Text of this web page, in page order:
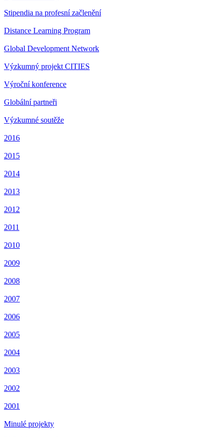
Stipendia na profesní začlenění
Distance Learning Program
Global Development Network
Výzkumný projekt CITIES
Výroční konference
Globální partneři
Výzkumné soutěže
2016
2015
2014
2013
2012
2011
2010
2009
2008
2007
2006
2005
2004
2003
2002
2001
Minulé projekty